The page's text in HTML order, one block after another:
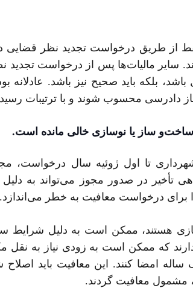
فقط از طریق درخواست تجدید نظر
سایر مالیات‌ها پس از درخواست تجدید
معقول باشد، بلکه باید صحیح نیز باشد.
دادرسی محسوب شوند و با ترتیبات
ساخت‌و‌‌ ساز یا نوسازی خالی مانده است.
تا اول ژوئیه سال درخواست،
تأخیر در صدور مجوز می‌تواند به
برای درخواست معافیت به خطر می‌اندازد.
هستند، ممکن است به دلیل شرایط
که ممکن است به زودی نیاز به نقل
ساله امضا کنند. این معافیت باید
مشمول معافیت گردند.